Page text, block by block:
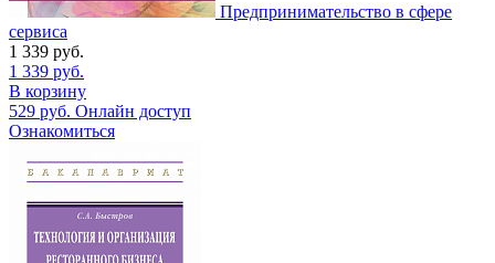
Предпринимательство в сфере
сервиса
1 339 руб.
1 339 руб.
В корзину
529 руб. Онлайн доступ
Ознакомиться